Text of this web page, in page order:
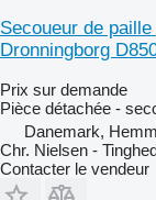
Secoueur de
Dronningborg
Prix sur demande
Pièce détachée -
Danemark,
Chr. Nielsen -
Contacter le vendeur